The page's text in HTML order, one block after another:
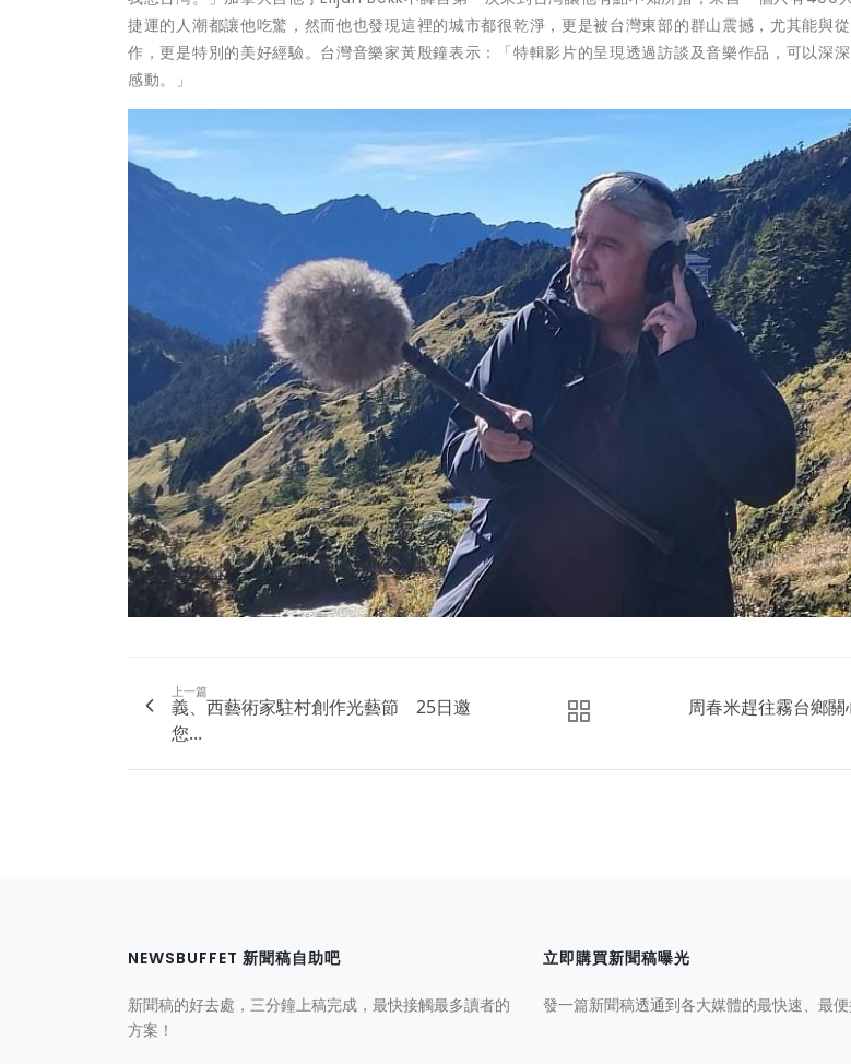
捷運的人潮都讓他吃驚，然而他也發現這裡的城市都很乾淨，更是被台灣東部的群山震撼，尤其能與
作，更是特別的美好經驗。台灣音樂家黃殷鐘表示：「特輯影片的呈現透過訪談及音樂作品，可以深
感動。」
上一篇
義、西藝術家駐村創作光藝節 25日邀
您...
周春米趕往霧台鄉
NEWSBUFFET 新聞稿自助吧
新聞稿的好去處，三分鐘上稿完成，最快接觸最多讀者的
方案！
立即購買新聞稿曝光
發一篇新聞稿透通到各大媒體的最快速、最便